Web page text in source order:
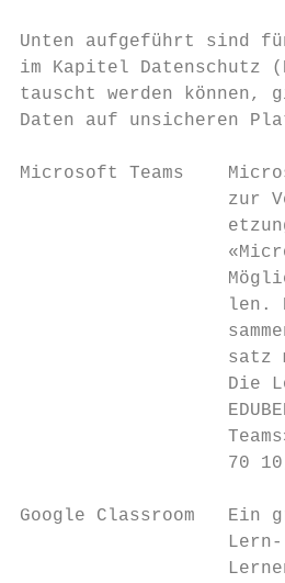
Unten aufgeführt sind
im Kapitel Datenschutz
tauscht werden können,
Daten auf unsicheren
Microsoft Teams
zur
len.
satz
Die
70
Google Classroom   Ein